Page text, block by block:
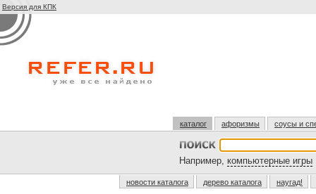
Версия для КПК
каталог афоризмы соусы и
Например, компьютерные игры
новости каталога дерево каталога наугад!